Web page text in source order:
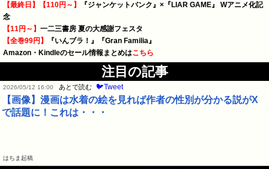
【最終日】【110円～】
『ジャンケットバンク』×『LIAR GAME』 Wアニメ化記
念
【11円～】 一二三書房 夏の大感謝フェスタ
【全巻99円】
『いんブラ！』『Gran Familia』
Amazon・Kindleのセール情報まとめはこちら
注目の記事
2026/05/12 16:00 あとで読む 🐦Tweet
【画像】漫画は水着の絵を見れば作者の性別が分かる説がX
で話題に！これは・・・
はちま起稿